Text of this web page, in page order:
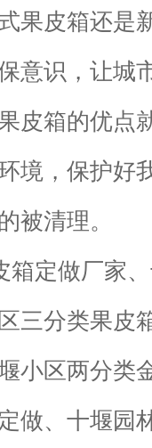
果皮箱还是
意识，让城
皮箱的优点
境，保护好
被清理。
定做厂家、
三分类果皮
小区两分类
做、十堰园